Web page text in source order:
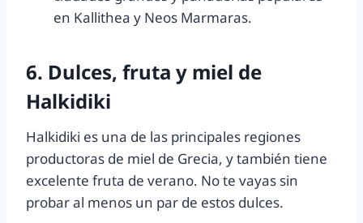
en Kallithea y Neos Marmaras.
6. Dulces, fruta y miel de
Halkidiki
Halkidiki es una de las principales regiones
productoras de miel de Grecia, y también tiene
excelente fruta de verano. No te vayas sin
probar al menos un par de estos dulces.